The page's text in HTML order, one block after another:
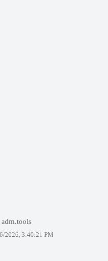
adm.tools
2026, 3:40:21 PM